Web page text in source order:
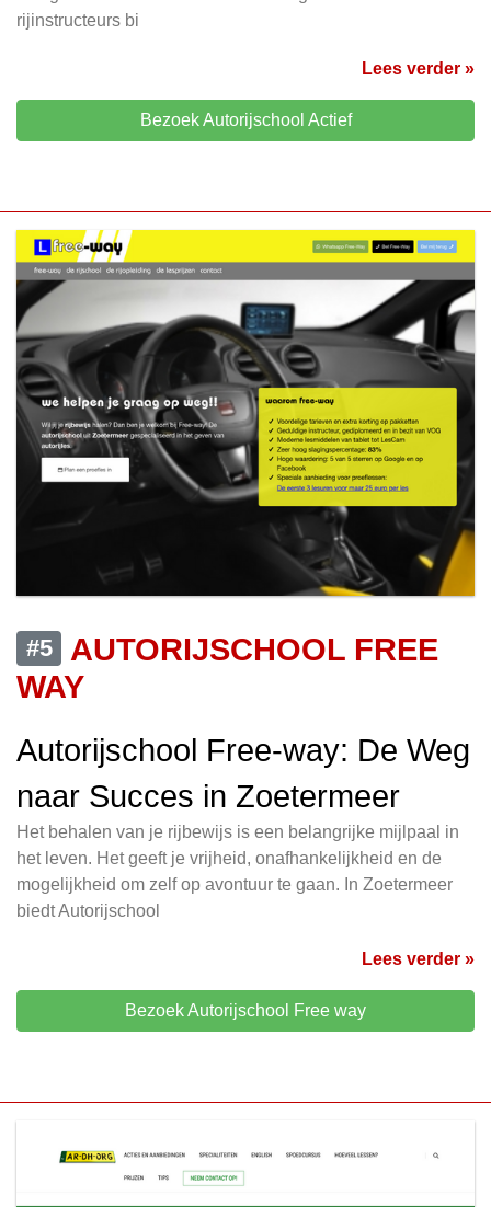
rijinstructeurs bi
Lees verder »
Bezoek Autorijschool Actief
#5
AUTORIJSCHOOL FREE
WAY
Autorijschool Free-way: De Weg
naar Succes in Zoetermeer
Het behalen van je rijbewijs is een belangrijke mijlpaal in
het leven. Het geeft je vrijheid, onafhankelijkheid en de
mogelijkheid om zelf op avontuur te gaan. In Zoetermeer
biedt Autorijschool
Lees verder »
Bezoek Autorijschool Free way